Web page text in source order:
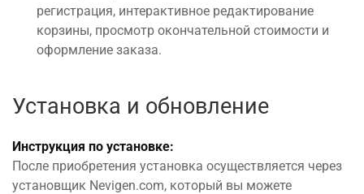
регистрация, интерактивное редактирование
корзины, просмотр окончательной стоимости и
оформление заказа.
Установка и обновление
Инструкция по установке:
После приобретения установка осуществляется через
установщик Nevigen.com, который вы можете